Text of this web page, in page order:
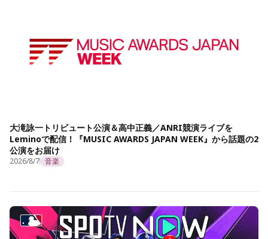
大滝詠一トリビュート公演＆高中正義／ANRI競演ライブを
Leminoで配信！『MUSIC AWARDS JAPAN WEEK』から話題の2
公演をお届け
2026/8/7 音楽